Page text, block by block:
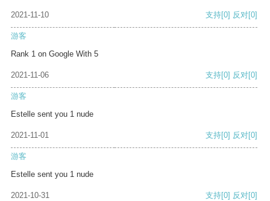
2021-11-10 支持[0] 反对[0]
游客
Rank 1 on Google With 5
2021-11-06 支持[0] 反对[0]
游客
Estelle sent you 1 nude
2021-11-01 支持[0] 反对[0]
游客
Estelle sent you 1 nude
2021-10-31 支持[0] 反对[0]